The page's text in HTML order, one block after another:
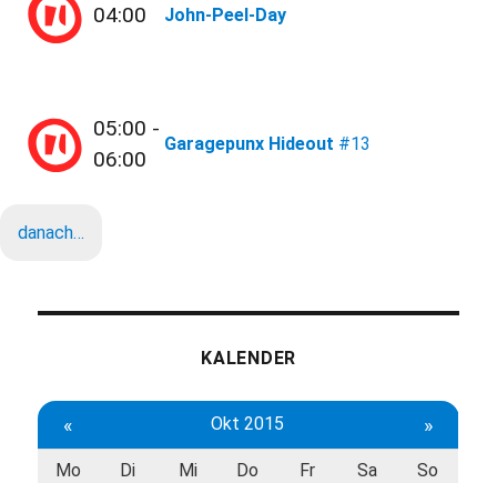
04:00 John-Peel-Day
05:00 -
06:00
Garagepunx Hideout #13
danach…
KALENDER
« Okt 2015 »
Mo Di Mi Do Fr Sa So